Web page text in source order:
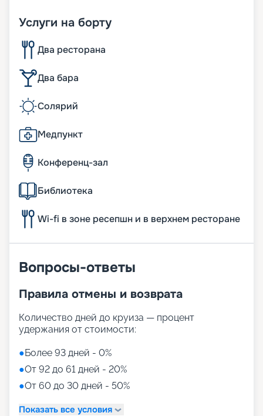
Услуги на борту
Два ресторана
Два бара
Солярий
Медпункт
Конференц-зал
Библиотека
Wi-fi в зоне ресепшн и в верхнем ресторане
Вопросы-ответы
Правила отмены и возврата
Количество дней до круиза — процент
удержания от стоимости:
●Более 93 дней - 0%
●От 92 до 61 дней - 20%
●От 60 до 30 дней - 50%
Показать все условия